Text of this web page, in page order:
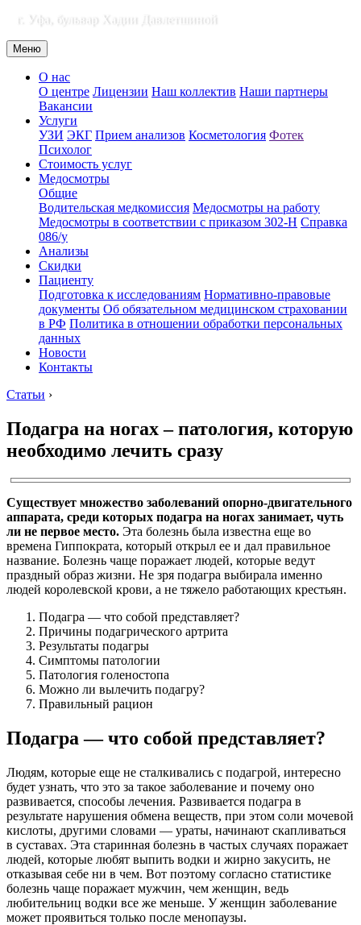
г. Уфа, бульвар Хадии Давлетшиной
Меню
О нас
О центре Лицензии Наш коллектив Наши партнеры
Вакансии
Услуги
УЗИ ЭКГ Прием анализов Косметология Фотек
Психолог
Стоимость услуг
Медосмотры
Общие
Водительская медкомиссия Медосмотры на работу
Медосмотры в соответствии с приказом 302-Н Справка
086/у
Анализы
Скидки
Пациенту
Подготовка к исследованиям Нормативно-правовые
документы Об обязательном медицинском страховании
в РФ Политика в отношении обработки персональных
данных
Новости
Контакты
Статьи ›
Подагра на ногах – патология, которую
необходимо лечить сразу
Существует множество заболеваний опорно-двигательного
аппарата, среди которых подагра на ногах занимает, чуть
ли не первое место. Эта болезнь была известна еще во
времена Гиппократа, который открыл ее и дал правильное
название. Болезнь чаще поражает людей, которые ведут
праздный образ жизни. Не зря подагра выбирала именно
людей королевской крови, а не тяжело работающих крестьян.
Подагра — что собой представляет?
Причины подагрического артрита
Результаты подагры
Симптомы патологии
Патология голеностопа
Можно ли вылечить подагру?
Правильный рацион
Подагра — что собой представляет?
Людям, которые еще не сталкивались с подагрой, интересно
будет узнать, что это за такое заболевание и почему оно
развивается, способы лечения. Развивается подагра в
результате нарушения обмена веществ, при этом соли мочевой
кислоты, другими словами — ураты, начинают скапливаться
в суставах. Эта старинная болезнь в частых случаях поражает
людей, которые любят выпить водки и жирно закусить, не
отказывая себе ни в чем. Вот поэтому согласно статистике
болезнь чаще поражает мужчин, чем женщин, ведь
любительниц водки все же меньше. У женщин заболевание
может проявиться только после менопаузы.